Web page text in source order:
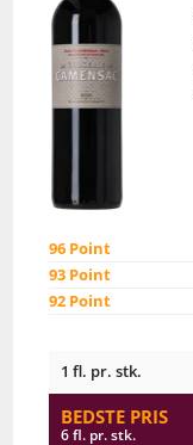
96 Point
93 Point
92 Point
1 fl. pr. stk.
BEDSTE PRIS
6 fl. pr. stk.